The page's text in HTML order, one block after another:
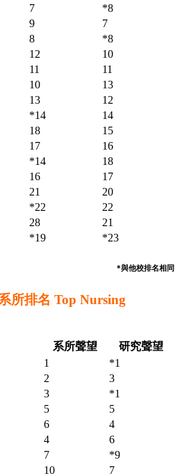
7
*8
9
7
8
*8
12
10
11
11
10
13
13
12
*14
14
18
15
17
16
*14
18
16
17
21
20
*22
22
28
21
*19 *23
*與他校排名相同
所排名 Top Nursing
系所聲望
研究聲望
1
*1
2
3
3
*1
5
5
6
4
4
6
7
*9
10
7